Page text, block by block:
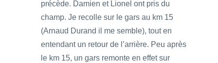
précède. Damien et Lionel ont pris du
champ. Je recolle sur le gars au km 15
(Arnaud Durand il me semble), tout en
entendant un retour de l’arrière. Peu après
le km 15, un gars remonte en effet sur